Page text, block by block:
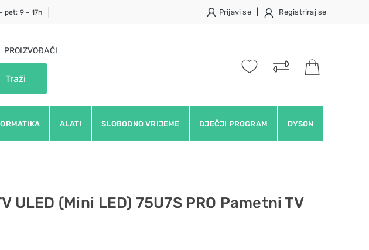
pet: 9 - 17h Prijavi se Registriraj se
PROIZVOĐAČI
Traži
ALATI SLOBODNO VRIJEME DJEČJI PROGRAM DYSON
ULED (Mini LED) 75U7S PRO Pametni TV